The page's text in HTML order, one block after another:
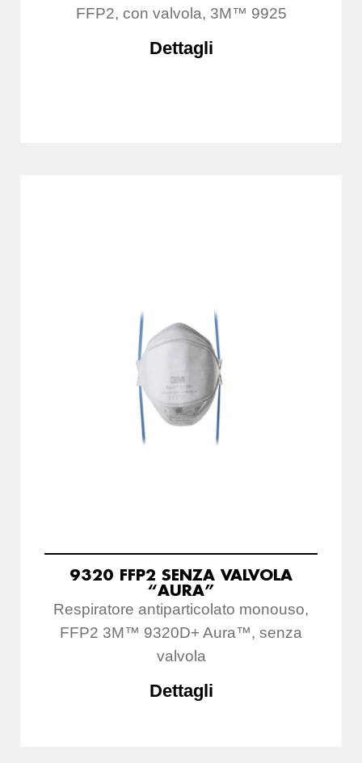
FFP2, con valvola, 3M™ 9925
Dettagli
9320 FFP2 SENZA VALVOLA
“AURA”
Respiratore antiparticolato monouso,
FFP2 3M™ 9320D+ Aura™, senza
valvola
Dettagli